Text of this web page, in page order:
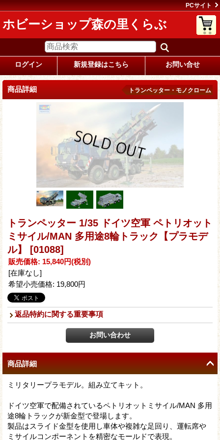
PCサイト
ホビーショップ森の里くらぶ
ログイン 新規登録はこちら お問い合せ
商品詳細 トランペッター・モノクローム
トランペッター 1/35 ドイツ空軍 ペトリオット
ミサイル/MAN 多用途8輪トラック【プラモデ
ル】
[01088]
販売価格: 15,840円(税別)
[在庫なし]
希望小売価格: 19,800円
返品特約に関する重要事項
商品詳細
ミリタリープラモデル。組み立てキット。
ドイツ空軍で配備されているペトリオットミサイル/MAN 多用
途8輪トラックが新金型で登場します。
製品はスライド金型を使用し車体や複雑な足回り、運転席や
ミサイルコンポーネントを精密なモールドで表現。